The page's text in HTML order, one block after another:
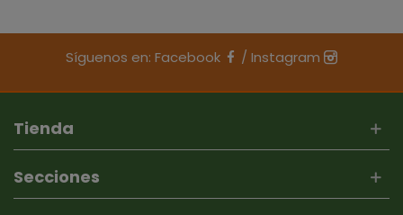
Síguenos en: Facebook / Instagram
Tienda
Secciones